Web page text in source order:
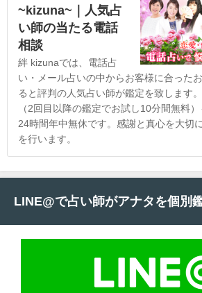
~kizuna~｜人気占
い師の当たる電話
相談
絆 kizunaでは、電話占
い・メール占いの中からお客様に合った
ると評判の人気占い師が鑑定を致します
（2回目以降の鑑定でお試し10分間無料）
24時間年中無休です。感謝と真心を大切
を行います。
LINE@で占い師がアナタを個別